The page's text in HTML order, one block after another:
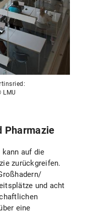
Pharmazie
auf die
zurückgreifen.
und acht
eine